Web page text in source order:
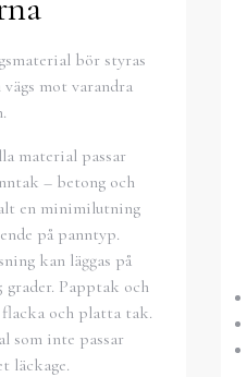
bör styras
mot varandra
material passar
– betong och
en minimilutning
på panntyp.
kan läggas på
Papptak och
och platta tak.
som inte passar
läckage.